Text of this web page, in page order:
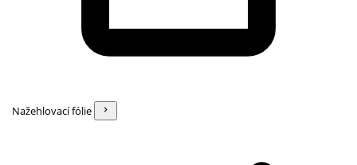
Nažehlovací fólie